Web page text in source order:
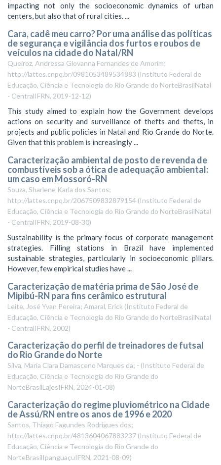
impacting not only the socioeconomic dynamics of urban
centers, but also that of rural cities. ...
Cara, cadê meu carro? Por uma análise das políticas
de segurança e vigilância dos furtos e roubos de
veículos na cidade do Natal/RN
Queiroz, Andressa Giovanna Fernandes de Amorim;
http://lattes.cnpq.br/0981053489534883 (Instituto Federal de
Educação, Ciência e Tecnologia do Rio Grande do NorteBrasilNatal
- CentralIFRN, 2019-12-12)
This study aimed to explain how the Government develops
actions on security and surveillance of thefts and thefts, in
projects and public policies in Natal and Rio Grande do Norte.
Given that this problem is increasingly ...
Caracterização ambiental de posto de revenda de
combustíveis sob a ótica de adequação ambiental:
um caso em Mossoró-RN
Souza, Sharlene Karla dos Santos;
http://lattes.cnpq.br/2067509832879154 (Instituto Federal de
Educação, Ciência e Tecnologia do Rio Grande do NorteBrasilNatal
- CentralIFRN, 2019-08-30)
Sustainability is the primary focus of corporate management
strategies. Filling stations in Brazil have implemented
sustainable strategies, particularly in socioeconomic pillars.
However, few empirical studies have ...
Caracterização de matéria prima de São José de
Mipibú-RN para fins cerâmico estrutural
Leite, José Yvan Pereira; Amaral, Erick (Instituto Federal de
Educação, Ciência e Tecnologia do Rio Grande do NorteBrasilNatal
- CentralIFRN, 2002)
Caracterização do perfil de treinadores de futsal
do Rio Grande do Norte
Silva, Maria Clara Damasceno Marques da; - (Instituto Federal de
Educação, Ciência e Tecnologia do Rio Grande do
NorteBrasilLajesIFRN, 2024-01-08)
Caracterização do regime pluviométrico na Cidade
de Assú/RN entre os anos de 1996 e 2020
Santos, Thiago Fagundes Rodrigues dos;
http://lattes.cnpq.br/4813604067883237 (Instituto Federal de
Educação, Ciência e Tecnologia do Rio Grande do
NorteBrasilIpanguaçuIFRN, 2021-08-09)